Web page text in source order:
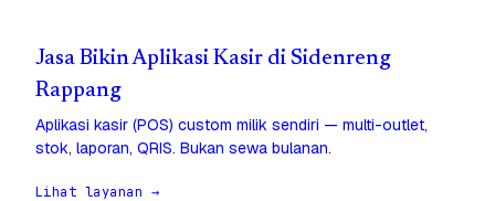
Jasa Bikin Aplikasi Kasir di Sidenreng
Rappang
Aplikasi kasir (POS) custom milik sendiri — multi-outlet,
stok, laporan, QRIS. Bukan sewa bulanan.
Lihat layanan →